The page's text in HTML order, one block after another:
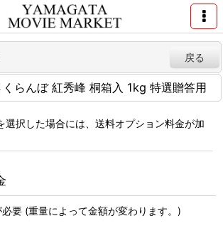
戻る
らんぼ 紅秀峰 桐箱入 1kg 特選贈答用
選択した場合には、送料オプション料金が加
要 (重量によって金額が変わります。)